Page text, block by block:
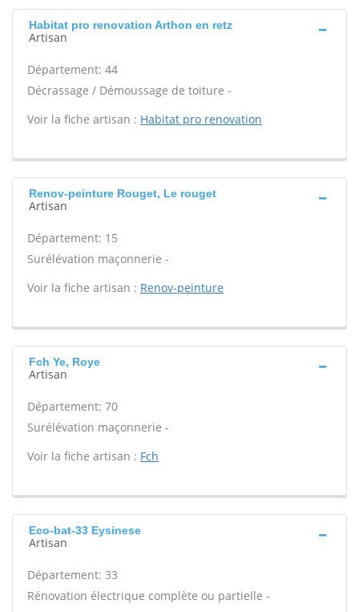
Habitat pro renovation Arthon en retz
Artisan
Département: 44
Décrassage / Démoussage de toiture -
Voir la fiche artisan : Habitat pro renovation
Renov-peinture Rouget, Le rouget
Artisan
Département: 15
Surélévation maçonnerie -
Voir la fiche artisan : Renov-peinture
Fch Ye, Roye
Artisan
Département: 70
Surélévation maçonnerie -
Voir la fiche artisan : Fch
Eco-bat-33 Eysinese
Artisan
Département: 33
Rénovation électrique complète ou partielle -